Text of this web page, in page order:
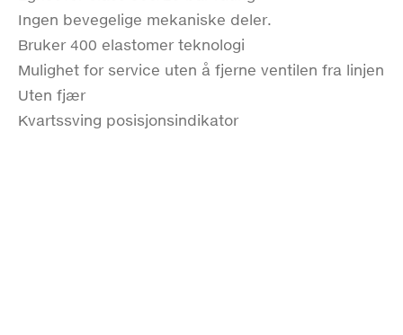
Ingen bevegelige mekaniske deler.
Bruker 400 elastomer teknologi
Mulighet for service uten å fjerne ventilen fra linjen
Uten fjær
Kvartssving posisjonsindikator